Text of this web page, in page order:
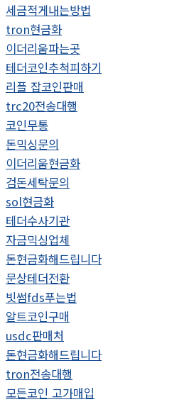
세금적게내는방법
tron현금화
이더리움파는곳
테더코인추척피하기
리플 잡코인판매
trc20전송대행
코인무통
돈믹싱문의
이더리움현금화
검돈세탁문의
sol현금화
테더수사기관
자금믹싱업체
돈현금화해드립니다
문상테더전환
빗썸fds푸는법
알트코인구매
usdc판매처
돈현금화해드립니다
tron전송대행
모든코인 고가매입